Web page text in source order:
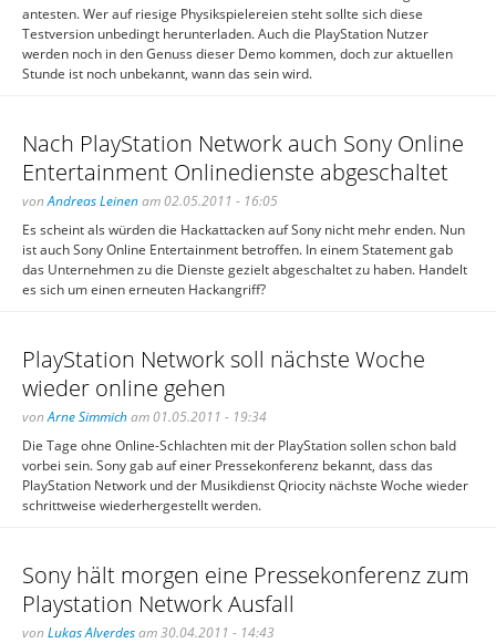
antesten. Wer auf riesige Physikspielereien steht sollte sich diese
Testversion unbedingt herunterladen. Auch die PlayStation Nutzer
werden noch in den Genuss dieser Demo kommen, doch zur aktuellen
Stunde ist noch unbekannt, wann das sein wird.
Nach PlayStation Network auch Sony Online
Entertainment Onlinedienste abgeschaltet
vonAndreas Leinenam 02.05.2011 - 16:05
Es scheint als würden die Hackattacken auf Sony nicht mehr enden. Nun
ist auch Sony Online Entertainment betroffen. In einem Statement gab
das Unternehmen zu die Dienste gezielt abgeschaltet zu haben. Handelt
es sich um einen erneuten Hackangriff?
PlayStation Network soll nächste Woche
wieder online gehen
vonArne Simmicham 01.05.2011 - 19:34
Die Tage ohne Online-Schlachten mit der PlayStation sollen schon bald
vorbei sein. Sony gab auf einer Pressekonferenz bekannt, dass das
PlayStation Network und der Musikdienst Qriocity nächste Woche wieder
schrittweise wiederhergestellt werden.
Sony hält morgen eine Pressekonferenz zum
Playstation Network Ausfall
von Lukas Alverdesam 30.04.2011 - 14:43